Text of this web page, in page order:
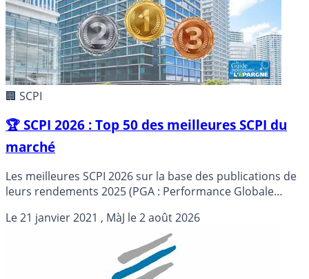
🏢 SCPI
🏆 SCPI 2026 : Top 50 des meilleures SCPI du
marché
Les meilleures SCPI 2026 sur la base des publications de
leurs rendements 2025 (PGA : Performance Globale
Le21 janvier 2021 , MàJ le2 août 2026